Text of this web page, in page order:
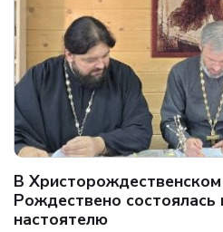
В
Рождествено
настоятелю